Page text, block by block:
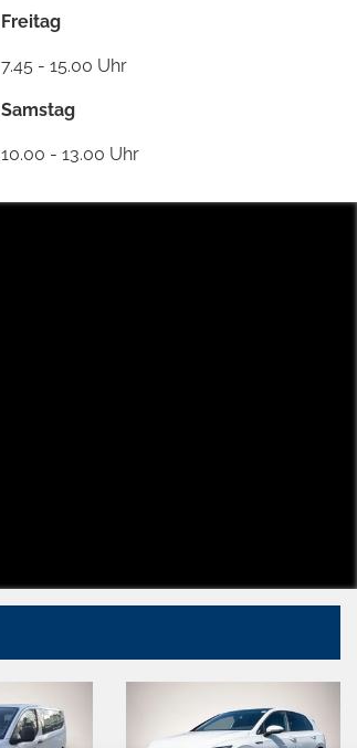
Freitag
7.45 - 15.00 Uhr
Samstag
10.00 - 13.00 Uhr